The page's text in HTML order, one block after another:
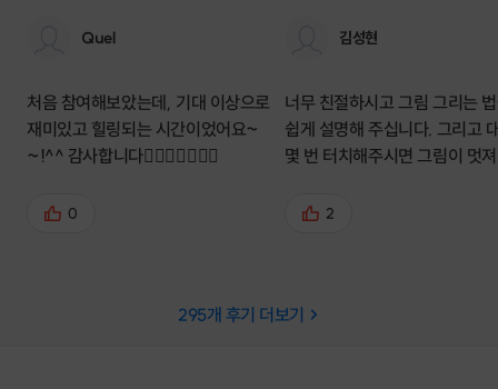
Quel
처음 참여해보았는데, 기대 이상으로
재미있고 힐링되는 시간이었어요~
~!^^ 감사합니다👍🏻👍🏻💝💝💝
0
김성현
너무 친절하시고 그림 그리는
쉽게 설명해 주십니다. 그리고 대신
몇 번 터치해주시면 그림이 멋
경험이었습니다.
2
295개 후기 더보기